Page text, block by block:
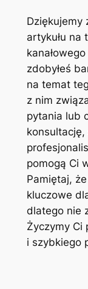
Dziękujemy‌
⁤artykułu na​
zdobyłeś
na temat
z ⁢nim⁢
pytania lub
pomogą Ci
⁣Pamiętaj,
‍kluczowe
dlatego‌ nie
Życzymy Ci
i ⁤szybkiego